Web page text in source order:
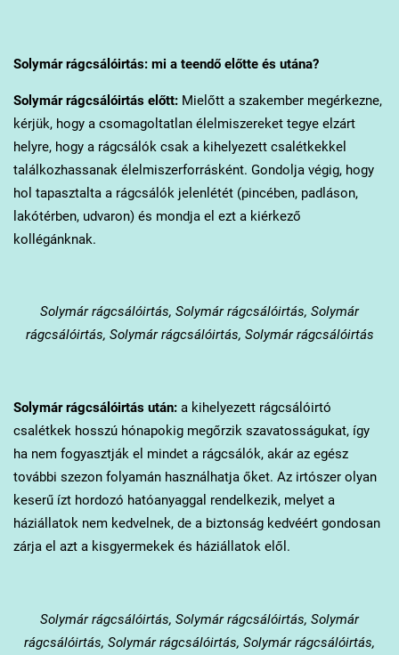
Solymárrágcsálóirtás: mi a teendő előtte és utána?
Solymárrágcsálóirtás előtt:Mielőtt a szakember megérkezne,
kérjük, hogy a csomagoltatlan élelmiszereket tegye elzárt
helyre, hogy a rágcsálók csak a kihelyezett csalétkekkel
találkozhassanak élelmiszerforrásként. Gondolja végig, hogy
hol tapasztalta a rágcsálók jelenlétét (pincében, padláson,
lakótérben, udvaron) és mondja el ezt a kiérkező
kollégánknak.
Solymárrágcsálóirtás, Solymár rágcsálóirtás, Solymár
rágcsálóirtás, Solymár rágcsálóirtás, Solymár rágcsálóirtás
Solymárrágcsálóirtás után:a kihelyezett rágcsálóirtó
csalétkek hosszú hónapokig megőrzik szavatosságukat, így
ha nem fogyasztják el mindet a rágcsálók, akár az egész
további szezon folyamán használhatja őket. Az irtószer olyan
keserű ízt hordozó hatóanyaggal rendelkezik, melyet a
háziállatok nem kedvelnek, de a biztonság kedvéért gondosan
zárja el azt a kisgyermekek és háziállatok elől.
Solymárrágcsálóirtás, Solymár rágcsálóirtás, Solymár
rágcsálóirtás, Solymár rágcsálóirtás, Solymár rágcsálóirtás,